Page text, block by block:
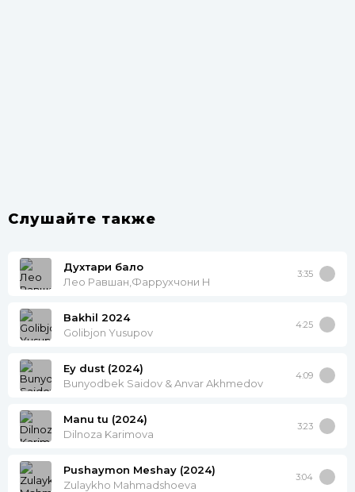
Слушайте также
Духтари бало
Лео Равшан,Фаррухчони Н
3:35
Bakhil 2024
Golibjon Yusupov
4:25
Ey dust (2024)
Bunyodbek Saidov & Anvar Akhmedov
4:09
Manu tu (2024)
Dilnoza Karimova
3:23
Pushaymon Meshay (2024)
Zulaykho Mahmadshoeva
3:04